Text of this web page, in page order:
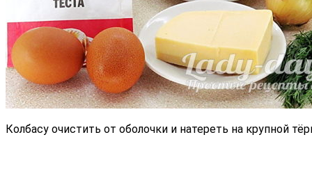
Колбасу очистить от оболочки и натереть на крупной